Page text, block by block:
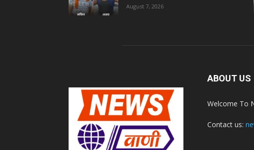
August 7, 2026
ABOUT US
Welcome To
Contact us: